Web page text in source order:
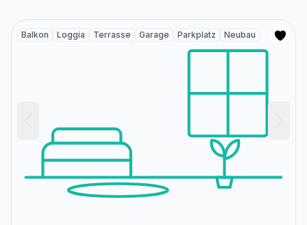
Balkon Loggia Terrasse Garage Parkplatz Neubau